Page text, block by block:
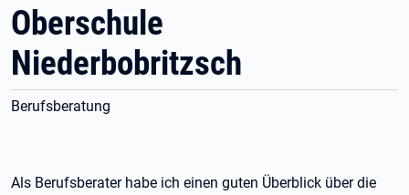
Oberschule
Niederbobritzsch
Berufsberatung
Als Berufsberater habe ich einen guten Überblick über die